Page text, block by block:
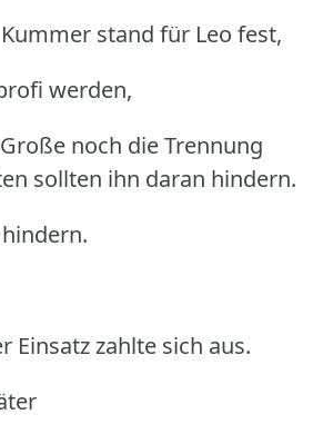
stand für Leo fest,
werden,
noch die Trennung
sollten ihn daran hindern.
Einsatz zahlte sich aus.